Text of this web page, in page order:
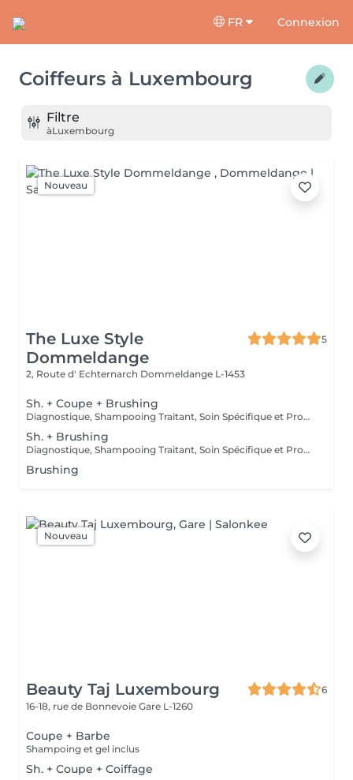
FR Connexion
Coiffeurs à Luxembourg
Filtre
àLuxembourg
Nouveau
The Luxe Style
Dommeldange
5
2, Route d' Echternarch Dommeldange L-1453
Sh. + Coupe + Brushing
Diagnostique, Shampooing Traitant, Soin Spécifique et Produits Coiffants inclus
Sh. + Brushing
Diagnostique, Shampooing Traitant, Soin Spécifique et Produits Coiffants inclus
Brushing
Nouveau
Beauty Taj Luxembourg
6
16-18, rue de Bonnevoie Gare L-1260
Coupe + Barbe
Shampoing et gel inclus
Sh. + Coupe + Coiffage